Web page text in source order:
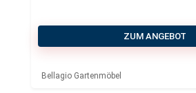
ZUM ANGEBOT
Bellagio Gartenmöbel